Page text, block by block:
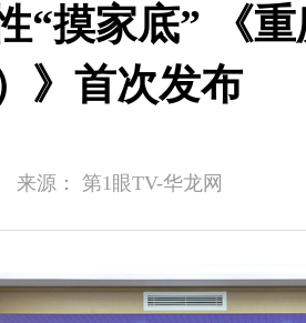
“摸家底” 《
》首次发布
来源： 第1眼TV-华龙网